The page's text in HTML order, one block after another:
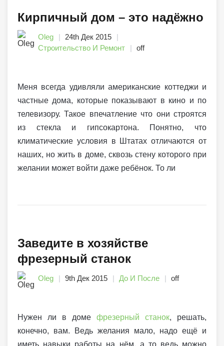
Кирпичный дом – это надёжно
Oleg
24th Дек 2015
Строительство И Ремонт
off
Меня всегда удивляли американские коттеджи и
частные дома, которые показывают в кино и по
телевизору. Такое впечатление что они строятся
из стекла и гипсокартона. Понятно, что
климатические условия в Штатах отличаются от
наших, но жить в доме, сквозь стену которого при
желании может войти даже ребёнок. То ли
Заведите в хозяйстве
фрезерный станок
Oleg 9th Дек 2015 До И После off
Нужен ли в доме фрезерный станок, решать,
конечно, вам. Ведь желания мало, надо ещё и
иметь навыки работы на нём, а то ведь можно